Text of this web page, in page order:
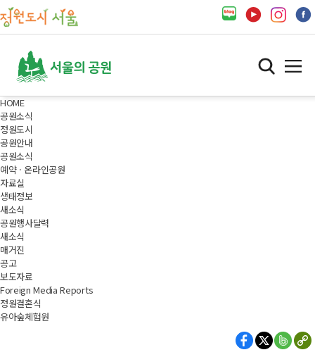
HOME
공원소식
정원도시
공원안내
공원소식
예약 · 온라인공원
자료실
생태정보
새소식
공원행사달력
새소식
매거진
공고
보도자료
Foreign Media Reports
정원결혼식
유아숲체험원